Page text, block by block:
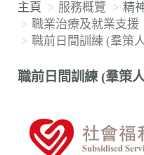
主頁 服務概覽
精
職業治療及就業支援
職前日間訓練 (羣策
職前日間訓練 (羣策